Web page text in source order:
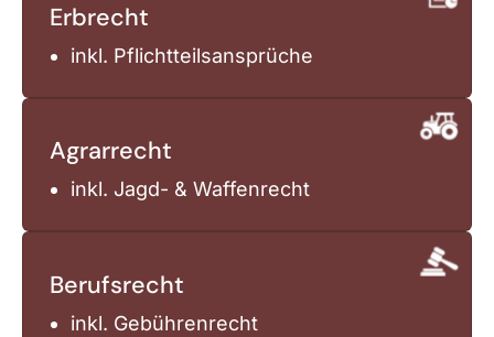
Erbrecht
inkl. Pflichtteilsansprüche
Agrarrecht
inkl. Jagd- & Waffenrecht
Berufsrecht
inkl. Gebührenrecht